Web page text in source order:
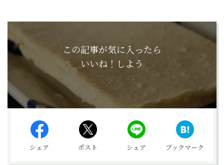
この記事が気に入ったら
いいね！しよう
シェア ポスト シェア ブックマーク